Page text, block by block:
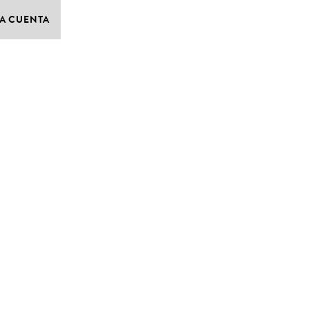
CUENTA